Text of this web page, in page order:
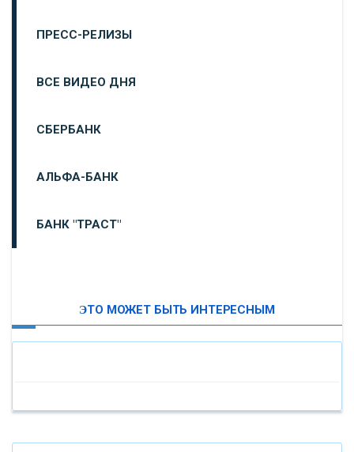
ПРЕСС-РЕЛИЗЫ
ВСЕ ВИДЕО ДНЯ
СБЕРБАНК
АЛЬФА-БАНК
БАНК "ТРАСТ"
«БАНК САНКТ-ПЕТЕРБУРГ»
ЭТО МОЖЕТ БЫТЬ ИНТЕРЕСНЫМ